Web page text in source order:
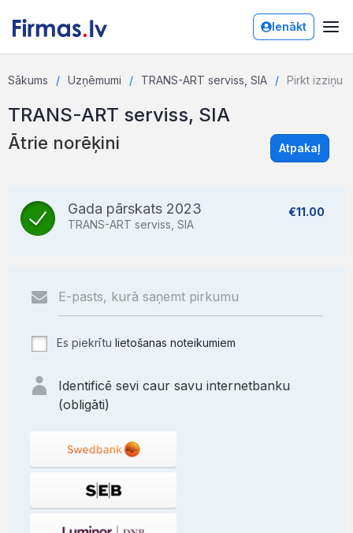
Ienākt
Sākums Uzņēmumi TRANS-ART serviss, SIA Pirkt izziņu
TRANS-ART serviss, SIA
Ātrie norēķini Atpakaļ
Gada pārskats 2023
TRANS-ART serviss, SIA
€11.00
Es piekrītu lietošanas noteikumiem
Identificē sevi caur savu internetbanku
(obligāti)